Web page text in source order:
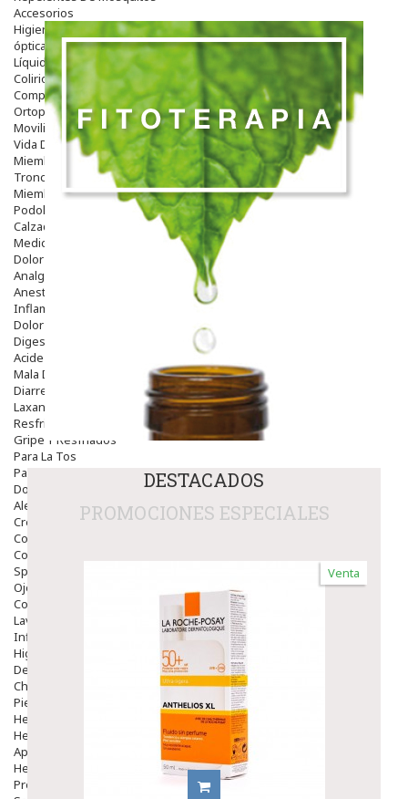
Accesorios
Higiene
óptica
Líquidos Lentillas
Colirios
Complementos Alimentarios.
Ortopedia - Accesorios
Movilidad
Vida Diaria
Miembro Superior
Tronco
Miembro Inferior
Podología
Calzado
Medicamentos
Dolor E Inflamación
Analgésicos
Anestésicos
Inflamación Articulaciones
Dolor Muscular / Articular
Digestivo
Acidez, Gases Y Ardores
Mala Digestion
Diarrea / Estreñimiento / Vómitos
Laxantes
Resfriados
Gripe Y Resfriados
Para La Tos
Para Descongestionar La Nariz
Dolor De Garganta
Alergias Y Picaduras
Cremas
Comprimidos
Colirios
Sprays
Ojos Y Oidos
Congestión
Lavado Ojos
Inflamación Del Oido (otitis)
Higiene Oido
Deshabituación Tabaquismo
Chicles
Piel
Herpes Y Hongos
Heridas Y úlceras
Aparato Genital
Hemorroides
Protectores Y Emolientes
DESTACADOS
PROMOCIONES ESPECIALES
Venta